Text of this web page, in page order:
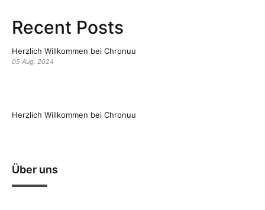
Recent Posts
Herzlich Willkommen bei Chronuu
05 Aug. 2024
Herzlich Willkommen bei Chronuu
Über uns